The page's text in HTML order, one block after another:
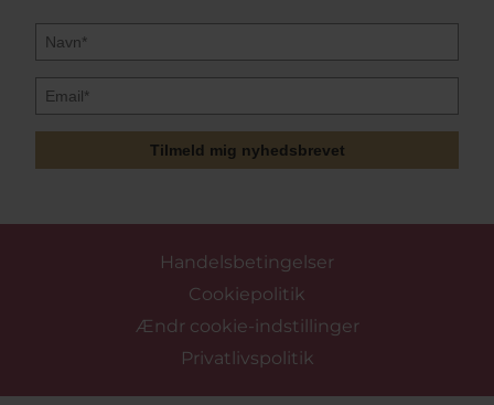
Tilmeld mig nyhedsbrevet
Handelsbetingelser
Cookiepolitik
Ændr cookie-indstillinger
Privatlivspolitik